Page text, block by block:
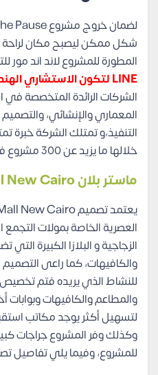
شكل ممكن ليصبح مكان لراحة
المطورة للمشروع لاند اند مور
LINE لتكون الاستشاري الهندسي للمشروع
الشركات الرائدة المتخصصة في
المعماري والإنشائي،
خلالها ما يزيد عن 300 مشروع في مصر والشرق الأوسط.
ماستر بلانNew Cairo
يعتمد تصميمNew Cairo
العصرية الخاصة بمولات
الزجاجية و البلازا الكبيرة
والكافيهات، كما راعى
للنشاط الذي يريده فتم تخصيص
والمطاعم والكافيهات وبوابات
لتسهيل أكثر يوجد مكاتب
وكذلك وفر المشروع جراجات
للمشروع، وفيما يلي تفاصيل